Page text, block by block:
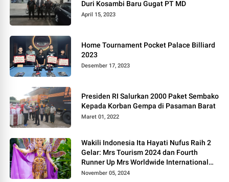
Duri Kosambi Baru Gugat PT MD
April 15, 2023
Home Tournament Pocket Palace Billiard
2023
Desember 17, 2023
Presiden RI Salurkan 2000 Paket Sembako
Kepada Korban Gempa di Pasaman Barat
Maret 01, 2022
Wakili Indonesia Ita Hayati Nufus Raih 2
Gelar: Mrs Tourism 2024 dan Fourth
Runner Up Mrs Worldwide International
2024, di Pemilihan Mrs Worldwide 2024
November 05, 2024